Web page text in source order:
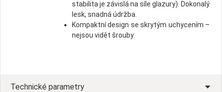
stabilita je závislá na síle glazury). Dokonalý
lesk, snadná údržba.
Kompaktní design se skrytým uchycením –
nejsou vidět šrouby.
Technické parametry